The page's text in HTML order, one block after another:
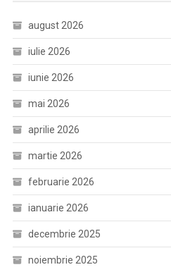
august 2026
iulie 2026
iunie 2026
mai 2026
aprilie 2026
martie 2026
februarie 2026
ianuarie 2026
decembrie 2025
noiembrie 2025